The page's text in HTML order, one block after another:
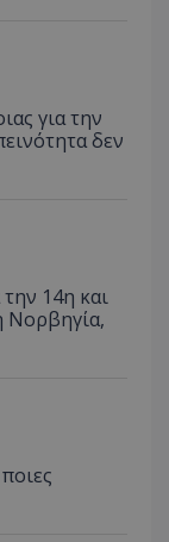
για την
δεν
14η και
Νορβηγία,